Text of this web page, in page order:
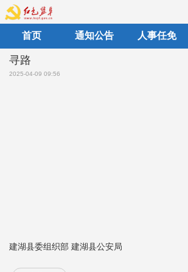
首页 通知公告 人事任免
寻路
2025-04-09 09:56
建湖县委组织部 建湖县公安局